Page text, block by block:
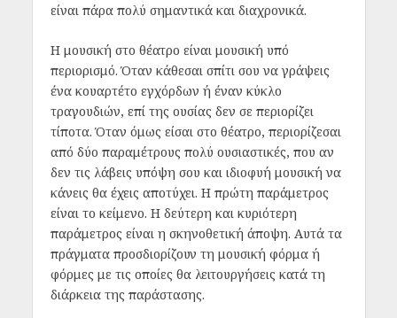
είναι πάρα πολύ σημαντικά και διαχρονικά.
Η μουσική στο θέατρο είναι μουσική υπό
περιορισμό. Όταν κάθεσαι σπίτι σου να γράψεις
ένα κουαρτέτο εγχόρδων ή έναν κύκλο
τραγουδιών, επί της ουσίας δεν σε περιορίζει
τίποτα. Όταν όμως είσαι στο θέατρο, περιορίζεσαι
από δύο παραμέτρους πολύ ουσιαστικές, που αν
δεν τις λάβεις υπόψη σου και ιδιοφυή μουσική να
κάνεις θα έχεις αποτύχει. Η πρώτη παράμετρος
είναι το κείμενο. Η δεύτερη και κυριότερη
παράμετρος είναι η σκηνοθετική άποψη. Αυτά τα
πράγματα προσδιορίζουν τη μουσική φόρμα ή
φόρμες με τις οποίες θα λειτουργήσεις κατά τη
διάρκεια της παράστασης.